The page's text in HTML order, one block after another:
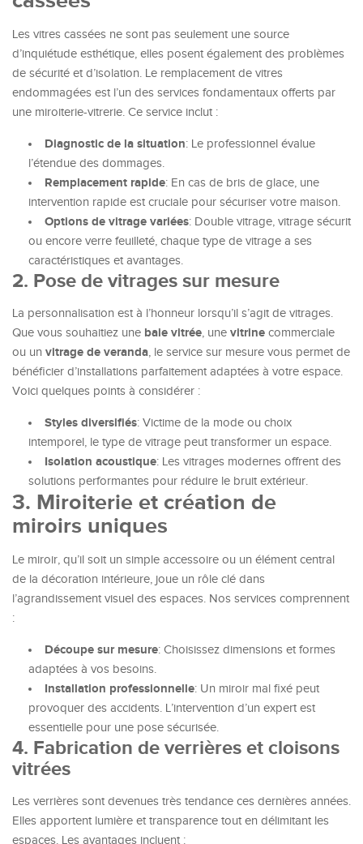
Les vitres cassées ne sont pas seulement une source
d’inquiétude esthétique, elles posent également des problèmes
de sécurité et d’isolation. Le remplacement de vitres
endommagées est l’un des services fondamentaux offerts par
une miroiterie-vitrerie. Ce service inclut :
Diagnostic de la situation: Le professionnel évalue
l’étendue des dommages.
Remplacement rapide: En cas de bris de glace, une
intervention rapide est cruciale pour sécuriser votre maison.
Options de vitrage variées: Double vitrage, vitrage sécurit
ou encore verre feuilleté, chaque type de vitrage a ses
caractéristiques et avantages.
2. Pose de vitrages sur mesure
La personnalisation est à l’honneur lorsqu’il s’agit de vitrages.
Que vous souhaitiez une baie vitrée, une vitrine commerciale
ou un vitrage de veranda, le service sur mesure vous permet de
bénéficier d’installations parfaitement adaptées à votre espace.
Voici quelques points à considérer :
Styles diversifiés: Victime de la mode ou choix
intemporel, le type de vitrage peut transformer un espace.
Isolation acoustique: Les vitrages modernes offrent des
solutions performantes pour réduire le bruit extérieur.
3. Miroiterie et création de
miroirs uniques
Le miroir, qu’il soit un simple accessoire ou un élément central
de la décoration intérieure, joue un rôle clé dans
l’agrandissement visuel des espaces. Nos services comprennent
:
Découpe sur mesure: Choisissez dimensions et formes
adaptées à vos besoins.
Installation professionnelle: Un miroir mal fixé peut
provoquer des accidents. L’intervention d’un expert est
essentielle pour une pose sécurisée.
4. Fabrication de verrières et cloisons
vitrées
Les verrières sont devenues très tendance ces dernières années.
Elles apportent lumière et transparence tout en délimitant les
espaces. Les avantages incluent :